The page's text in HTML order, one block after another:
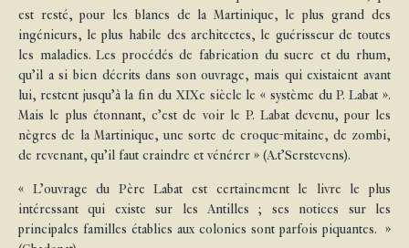
est resté, pour les blancs de la Martinique, le plus grand des
ingénieurs, le plus habile des architectes, le guérisseur de toutes
les maladies. Les procédés de fabrication du sucre et du rhum,
qu’il a si bien décrits dans son ouvrage, mais qui existaient avant
lui, restent jusqu’à la fin du XIXe siècle le « système du P. Labat ».
Mais le plus étonnant, c’est de voir le P. Labat devenu, pour les
nègres de la Martinique, une sorte de croque-mitaine, de zombi,
de revenant, qu’il faut craindre et vénérer » (A.t’Serstevens).
« L’ouvrage du Père Labat est certainement le livre le plus
intéressant qui existe sur les Antilles ; ses notices sur les
principales familles établies aux colonies sont parfois piquantes. »